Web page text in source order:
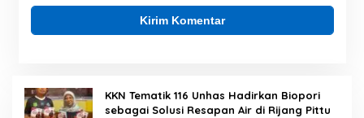
KKN Tematik 116 Unhas Hadirkan Biopori
sebagai Solusi Resapan Air di Rijang Pittu